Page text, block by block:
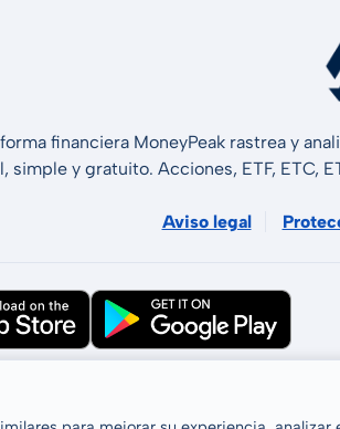
financiera MoneyPeak rastrea y
simple y gratuito. Acciones, ETF, ETC,
Aviso legal
reservados © LCP GmbH 2026